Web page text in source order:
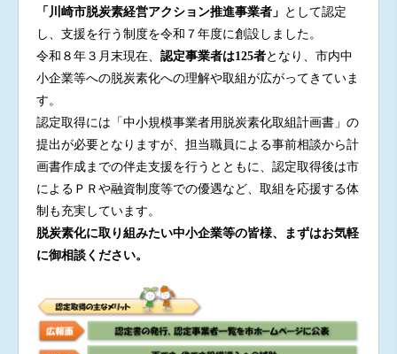
「川崎市脱炭素経営アクション推進事業者」 として認定
し、支援を行う制度を令和７年度に創設しました。
令和８年３月末現在、 認定事業者は125者となり、市内中
小企業等への脱炭素化への理解や取組が広がってきていま
す。
認定取得には「中小規模事業者用脱炭素化取組計画書」の
提出が必要となりますが、担当職員による事前相談から計
画書作成までの伴走支援を行うとともに、認定取得後は市
によるＰＲや融資制度等での優遇など、取組を応援する体
制も充実しています。
脱炭素化に取り組みたい中小企業等の皆様、まずはお気軽
に御相談ください。